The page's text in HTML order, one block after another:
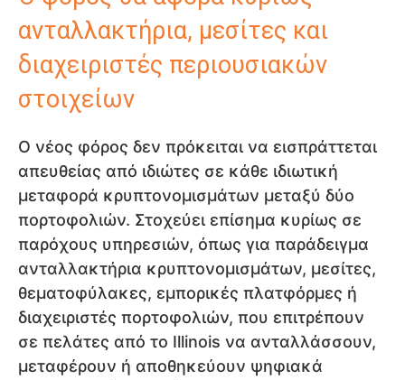
ανταλλακτήρια, μεσίτες και
διαχειριστές περιουσιακών
στοιχείων
Ο νέος φόρος δεν πρόκειται να εισπράττεται
απευθείας από ιδιώτες σε κάθε ιδιωτική
μεταφορά κρυπτονομισμάτων μεταξύ δύο
πορτοφολιών. Στοχεύει επίσημα κυρίως σε
παρόχους υπηρεσιών, όπως για παράδειγμα
ανταλλακτήρια κρυπτονομισμάτων, μεσίτες,
θεματοφύλακες, εμπορικές πλατφόρμες ή
διαχειριστές πορτοφολιών, που επιτρέπουν
σε πελάτες από το Illinois να ανταλλάσσουν,
μεταφέρουν ή αποθηκεύουν ψηφιακά